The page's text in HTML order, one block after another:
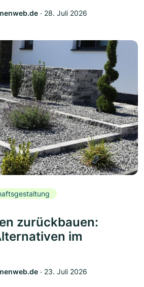
‧ 28. Juli 2026
zurückbauen:
im
‧ 23. Juli 2026